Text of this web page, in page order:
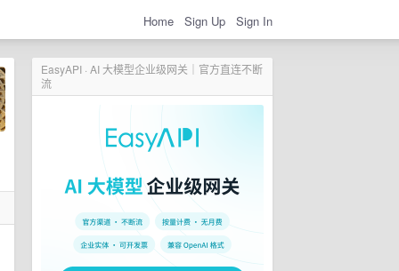
Home Sign Up Sign In
EasyAPI · AI 大模型企业级网关｜官方直连不断
流